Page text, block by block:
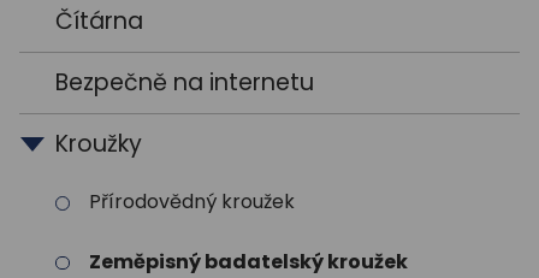
Čítárna
Bezpečně na internetu
Kroužky
Přírodovědný kroužek
Zeměpisný badatelský kroužek